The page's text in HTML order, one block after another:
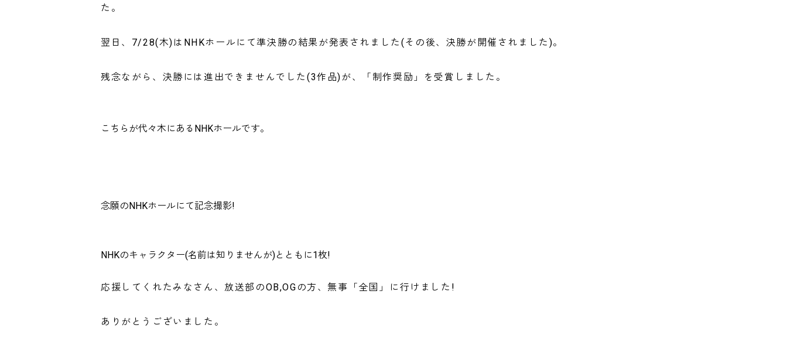
た。
翌日、7/28(木)はNHKホールにて準決勝の結果が発表されました(その後、決勝が開催されました)。
残念ながら、決勝には進出できませんでした(3作品)が、「制作奨励」を受賞しました。
こちらが代々木にあるNHKホールです。
念願のNHKホールにて記念撮影!
NHKのキャラクター(名前は知りませんが)とともに1枚!
応援してくれたみなさん、放送部のOB,OGの方、無事「全国」に行けました!
ありがとうございました。